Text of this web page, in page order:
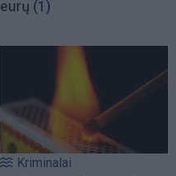
eurų (1)
Kriminalai